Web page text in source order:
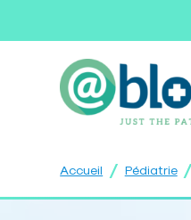
Accueil / Pédiatrie /